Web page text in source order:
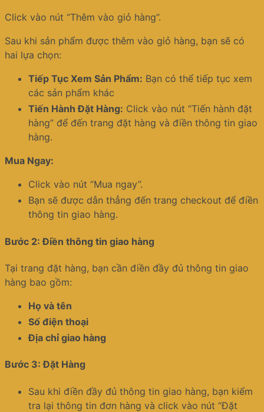
Click vào nút “Thêm vào giỏ hàng”.
Sau khi sản phẩm được thêm vào giỏ hàng, bạn sẽ có
hai lựa chọn:
Tiếp Tục Xem Sản Phẩm: Bạn có thể tiếp tục xem
các sản phẩm khác
Tiến Hành Đặt Hàng: Click vào nút “Tiến hành đặt
hàng” để đến trang đặt hàng và điền thông tin giao
hàng.
Mua Ngay:
Click vào nút “Mua ngay”.
Bạn sẽ được dẫn thẳng đến trang checkout để điền
thông tin giao hàng.
Bước 2: Điền thông tin giao hàng
Tại trang đặt hàng, bạn cần điền đầy đủ thông tin giao
hàng bao gồm:
Họ và tên
Số điện thoại
Địa chỉ giao hàng
Bước 3: Đặt Hàng
Sau khi điền đầy đủ thông tin giao hàng, bạn kiểm
tra lại thông tin đơn hàng và click vào nút “Đặt